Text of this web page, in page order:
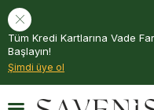
Tüm Kredi Kartlarına Vade
Başlayın!
Şimdi üye ol